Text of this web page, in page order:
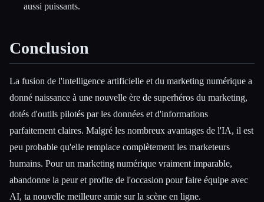
aussi puissants.
Conclusion
La fusion de l'intelligence artificielle et du marketing numérique a
donné naissance à une nouvelle ère de superhéros du marketing,
dotés d'outils pilotés par les données et d'informations
parfaitement claires. Malgré les nombreux avantages de l'IA, il est
peu probable qu'elle remplace complètement les marketeurs
humains. Pour un marketing numérique vraiment imparable,
abandonne la peur et profite de l'occasion pour faire équipe avec
AI, ta nouvelle meilleure amie sur la scène en ligne.